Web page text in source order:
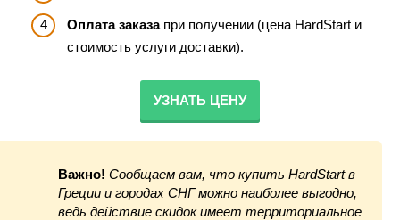
Оплата заказапри получении (цена HardStart и
стоимость услуги доставки).
УЗНАТЬ ЦЕНУ
Важно! Сообщаем вам, что купить HardStart в
Греции и городах СНГ можно наиболее выгодно,
ведь действие скидок имеет территориальное